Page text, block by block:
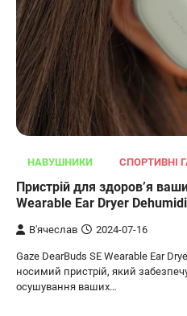
НАВУШНИКИ СПОРТИВНІ
Пристрій для здоров’я
Wearable Ear Dryer
В'ячеслав 2024-07-16
Gaze DearBuds SE Wearable Ear
носимий пристрій, який
осушування ваших…